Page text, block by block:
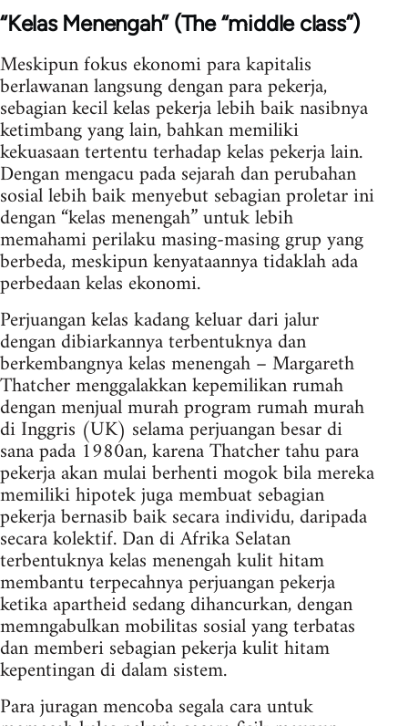
“Kelas Menengah” (The “middle class”)
Meskipun fokus ekonomi para kapitalis
berlawanan langsung dengan para pekerja,
sebagian kecil kelas pekerja lebih baik nasibnya
ketimbang yang lain, bahkan memiliki
kekuasaan tertentu terhadap kelas pekerja lain.
Dengan mengacu pada sejarah dan perubahan
sosial lebih baik menyebut sebagian proletar ini
dengan “kelas menengah” untuk lebih
memahami perilaku masing-masing grup yang
berbeda, meskipun kenyataannya tidaklah ada
perbedaan kelas ekonomi.
Perjuangan kelas kadang keluar dari jalur
dengan dibiarkannya terbentuknya dan
berkembangnya kelas menengah – Margareth
Thatcher menggalakkan kepemilikan rumah
dengan menjual murah program rumah murah
di Inggris (UK) selama perjuangan besar di
sana pada 1980an, karena Thatcher tahu para
pekerja akan mulai berhenti mogok bila mereka
memiliki hipotek juga membuat sebagian
pekerja bernasib baik secara individu, daripada
secara kolektif. Dan di Afrika Selatan
terbentuknya kelas menengah kulit hitam
membantu terpecahnya perjuangan pekerja
ketika apartheid sedang dihancurkan, dengan
memngabulkan mobilitas sosial yang terbatas
dan memberi sebagian pekerja kulit hitam
kepentingan di dalam sistem.
Para juragan mencoba segala cara untuk